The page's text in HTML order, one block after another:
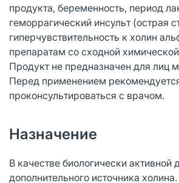
продукта, беременность, период
геморрагический инсульт (острая
гиперчувствительность к холин
препаратам со сходной
Продукт не предназначен для лиц
Перед применением
проконсультироваться с врачом.
Назначение
В качестве биологически активной
дополнительного источника холина.